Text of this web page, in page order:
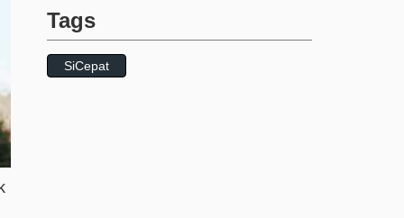
Tags
SiCepat